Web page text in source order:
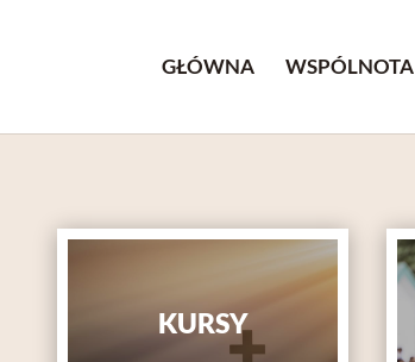
GŁÓWNA WSPÓLNOTA
KURSY